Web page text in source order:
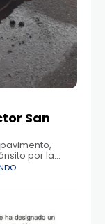
San
por la
varias familias